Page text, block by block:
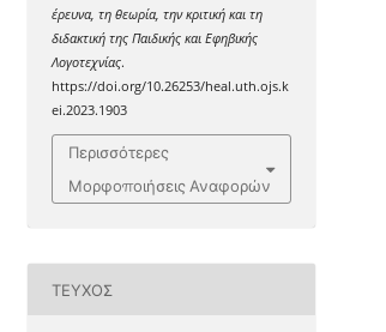
έρευνα, τη θεωρία, την κριτική και τη
διδακτική της Παιδικής και Εφηβικής
Λογοτεχνίας.
https://doi.org/10.26253/heal.uth.ojs.k
ei.2023.1903
Περισσότερες
Μορφοποιήσεις Αναφορών
ΤΕΎΧΟΣ